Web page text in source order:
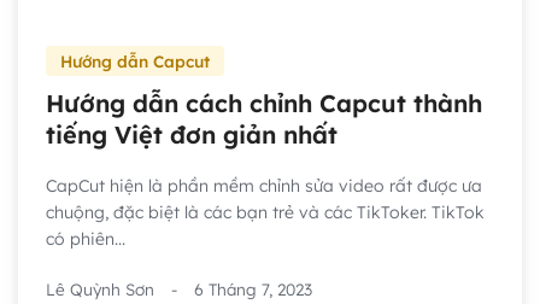
Hướng dẫn Capcut
Hướng dẫn cách chỉnh Capcut thành
tiếng Việt đơn giản nhất
CapCut hiện là phần mềm chỉnh sửa video rất được ưa
chuộng, đặc biệt là các bạn trẻ và các TikToker. TikTok
có phiên...
Lê Quỳnh Sơn - 6 Tháng 7, 2023